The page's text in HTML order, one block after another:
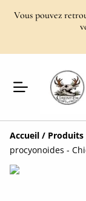
Vous pouvez
Accueil / Produits
procyonoides -